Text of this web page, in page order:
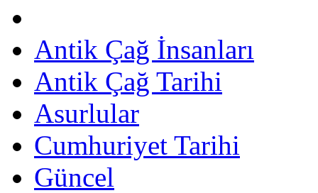
Antik Çağ İnsanları
Antik Çağ Tarihi
Asurlular
Cumhuriyet Tarihi
Güncel